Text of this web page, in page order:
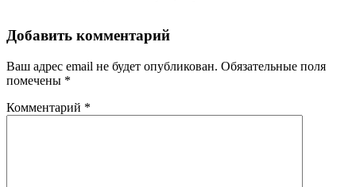
Добавить комментарий
Ваш адрес email не будет опубликован. Обязательные поля
помечены *
Комментарий *